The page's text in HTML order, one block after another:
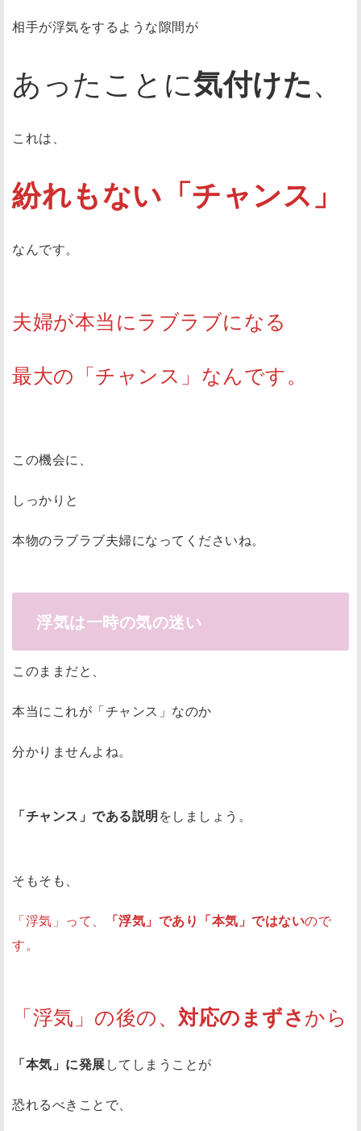
相手が浮気をするような隙間が
あったことに気付けた、
これは、
紛れもない「チャンス」
なんです。
夫婦が本当にラブラブになる
最大の「チャンス」なんです。
この機会に、
しっかりと
本物のラブラブ夫婦になってくださいね。
浮気は一時の気の迷い
このままだと、
本当にこれが「チャンス」なのか
分かりませんよね。
「チャンス」である説明をしましょう。
そもそも、
「浮気」って、 「浮気」であり「本気」ではないので
す。
「浮気」の後の、 対応のまずさから
「本気」に発展してしまうことが
恐れるべきことで、